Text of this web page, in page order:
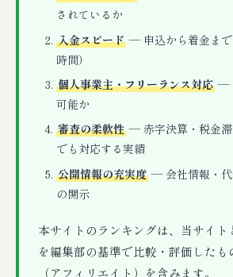
されているか
入金スピード— 申込から着金まで
時間）
個人事業主・フリーランス対応—
可能か
審査の柔軟性— 赤字決算・税金滞
でも対応する実績
公開情報の充実度— 会社情報・代
の開示
本サイトのランキングは、当サイト
を編集部の基準で比較・評価したも
（アフィリエイト）を含みます。